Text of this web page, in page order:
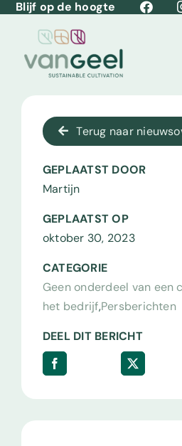
Blijf op de hoogte
Over ons
Teelten
Kernwaarden
Productlijnen
Vacatures
Terug naar
GEPLAATST DOOR
Martijn
GEPLAATST OP
oktober 30, 2023
CATEGORIE
Geen onderdeel van een
het bedrijf,Persberichten
DEEL DIT BERICHT